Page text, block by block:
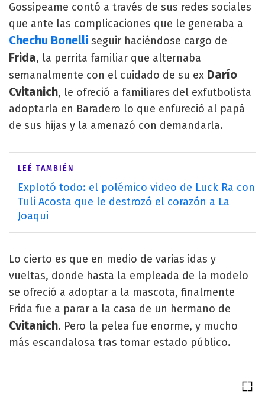
Gossipeame contó a través de sus redes sociales
que ante las complicaciones que le generaba a
Chechu Bonelli seguir haciéndose cargo de
Frida, la perrita familiar que alternaba
semanalmente con el cuidado de su ex Darío
Cvitanich, le ofreció a familiares del exfutbolista
adoptarla en Baradero lo que enfureció al papá
de sus hijas y la amenazó con demandarla.
LEÉ TAMBIÉN
Explotó todo: el polémico video de Luck Ra con
Tuli Acosta que le destrozó el corazón a La
Joaqui
Lo cierto es que en medio de varias idas y
vueltas, donde hasta la empleada de la modelo
se ofreció a adoptar a la mascota, finalmente
Frida fue a parar a la casa de un hermano de
Cvitanich. Pero la pelea fue enorme, y mucho
más escandalosa tras tomar estado público.